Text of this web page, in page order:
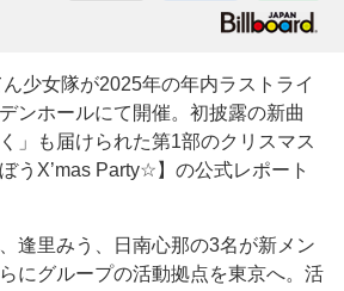
少女隊が2025年の年内ラストライ
ンホールにて開催。初披露の新曲
」も届けられた第1部のクリスマス
うX’mas Party☆】の公式レポート
逢里みう、日南心那の3名が新メン
にグループの活動拠点を東京へ。活